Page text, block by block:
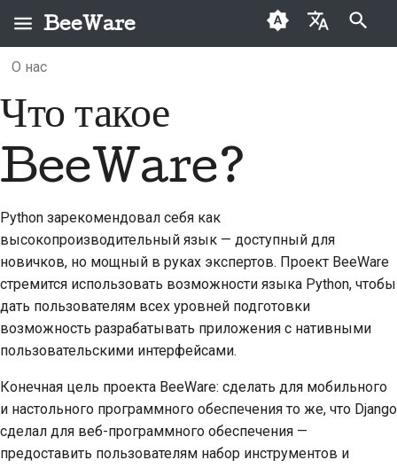
BeeWare
Español
فارسی
日本語
Polski
Инициализация поиска
Что можно делать с
помощью BeeWare?
Познакомьтесь с
Брутом
Куда дальше?
Кодекс поведения
сообщества BeeWare
Управление
аренду
Новые авторы
внесению взносов
функцию
документацию
Сортировка проблем
Просмотреть запрос
на вытягивание
Предложить новую
функцию
Перевести контент
Используйте
спринту
Монеты-вызов
Архив
2024
2023
2022
2021
2020
2018
2017
Resources
О нас
Что такое
BeeWare?
Python зарекомендовал себя как
высокопроизводительный язык — доступный для
новичков, но мощный в руках экспертов. Проект BeeWare
стремится использовать возможности языка Python, чтобы
дать пользователям всех уровней подготовки
возможность разрабатывать приложения с нативными
пользовательскими интерфейсами.
Конечная цель проекта BeeWare: сделать для мобильного
и настольного программного обеспечения то же, что Django
сделал для веб-программного обеспечения —
предоставить пользователям набор инструментов и